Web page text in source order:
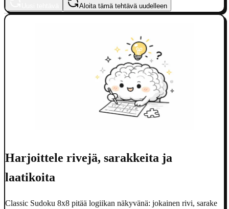
Aloita tämä tehtävä uudelleen
Harjoittele rivejä, sarakkeita ja
laatikoita
Classic Sudoku 8x8 pitää logiikan näkyvänä: jokainen rivi, sarake